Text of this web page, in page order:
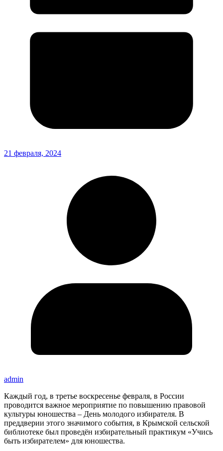
21 февраля, 2024
admin
Каждый год, в третье воскресенье февраля, в России
проводится важное мероприятие по повышению правовой
культуры юношества – День молодого избирателя. В
преддверии этого значимого события, в Крымской сельской
библиотеке был проведён избирательный практикум «Учись
быть избирателем» для юношества.